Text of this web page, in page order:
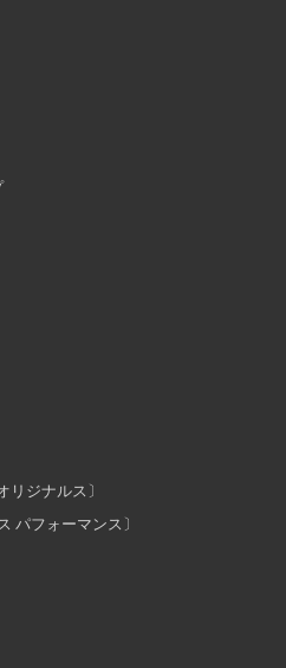
リジナルス〕
パフォーマンス〕